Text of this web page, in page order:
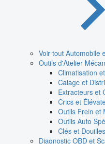
Voir tout Automobile
Outils d'Atelier
Climatisation
Calage et
Extracteurs et
Crics et
Outils Frein et
Outils Auto
Clés et Douilles
Diagnostic OBD et